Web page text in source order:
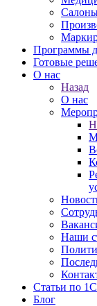
Программы
Готовые
О нас
Назад
О нас
Наши
Статьи по 1С
Блог